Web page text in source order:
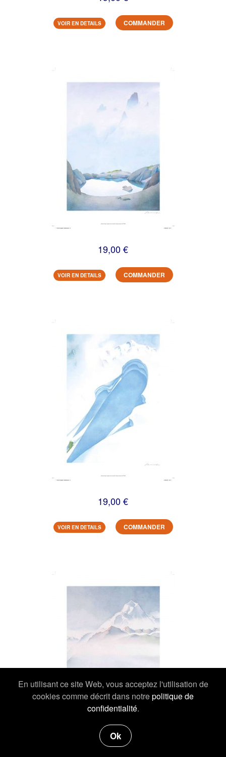
En utilisant ce site Web, vous acceptez l'utilisation de
cookies comme décrit dans notrepolitique de
confidentialité.
Ok
VOIR EN DETAILS COMMANDER
19,00 €
VOIR EN DETAILS COMMANDER
19,00 €
VOIR EN DETAILS COMMANDER